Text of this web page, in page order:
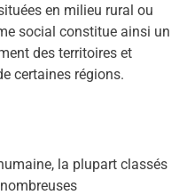
en milieu rural ou
social constitue ainsi un
des territoires et
certaines régions.
la plupart classés